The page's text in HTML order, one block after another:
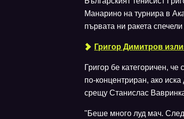
Манарино на турнира в
първата ни ракета
Григор Димитров
Григор бе категоричен,
по-концентриран, ако
срещу Станислас
"Беше много луд мач. След